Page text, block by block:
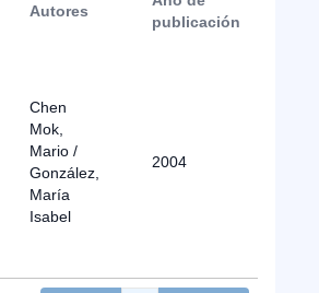
Autores
publicación
Chen
Mok,
Mario /
González,
María
Isabel
2004